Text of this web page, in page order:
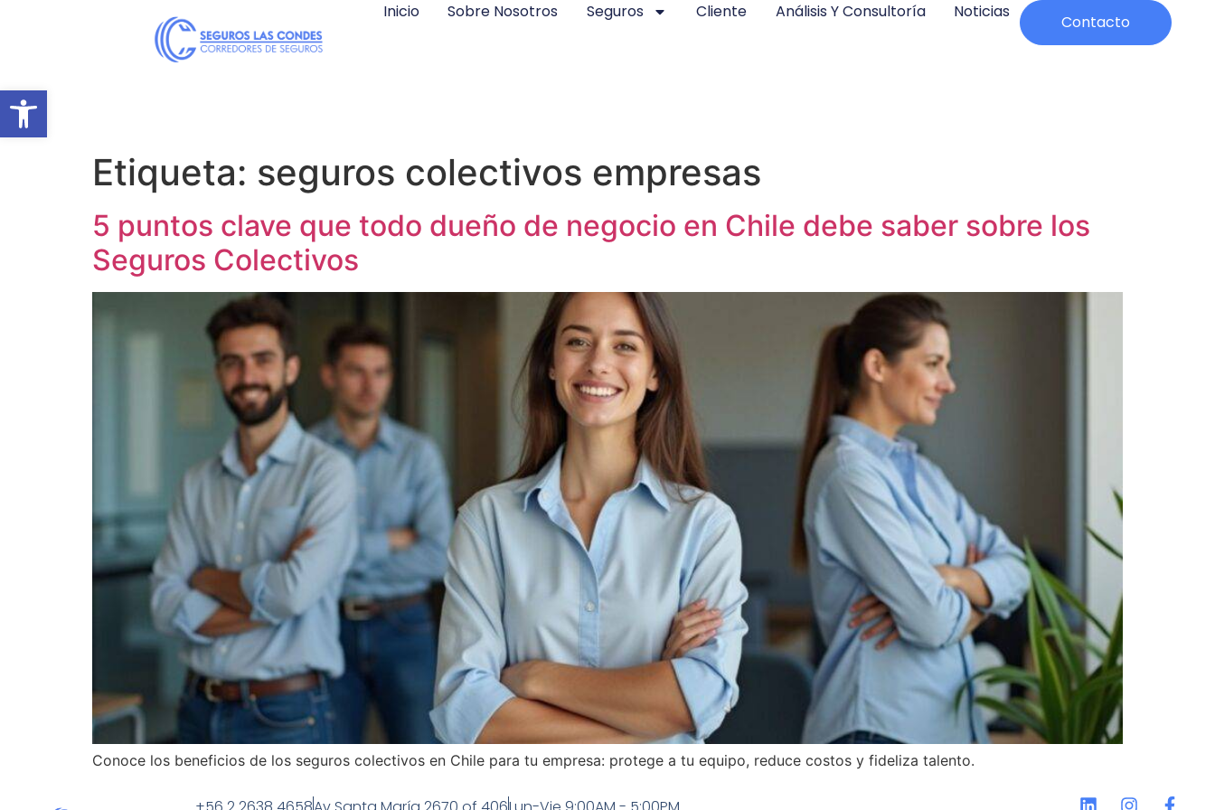
Abrir barra de herramientas
Inicio Sobre Nosotros Seguros Cliente Análisis Y Consultoría Noticias
Contacto
Etiqueta: seguros colectivos empresas
5 puntos clave que todo dueño de negocio en Chile debe saber sobre los
Seguros Colectivos
Conoce los beneficios de los seguros colectivos en Chile para tu empresa: protege a tu equipo, reduce costos y fideliza talento.